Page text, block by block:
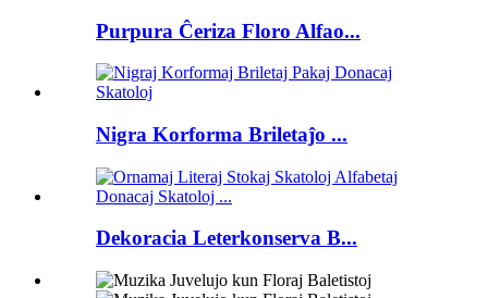
Purpura Ĉeriza Floro Alfao...
Nigra Korforma Briletaĵo ...
Dekoracia Leterkonserva B...